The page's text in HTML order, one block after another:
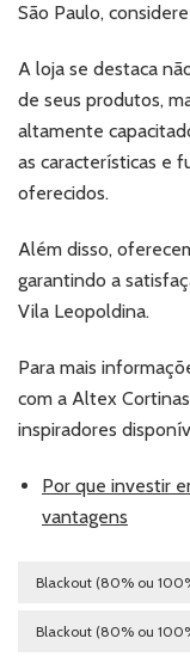
São Paulo,
A loja se destaca
de seus produtos,
altamente
as características e
oferecidos.
Além disso,
garantindo a
Vila Leopoldina.
Para mais
com a Altex
inspiradores
Por que investir
vantagens
Blackout (80% ou
Blackout (80% ou